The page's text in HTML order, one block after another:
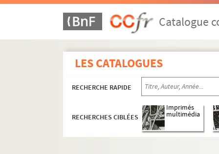
Catalogue
LES CATALOGUES
RECHERCHE RAPIDE
RECHERCHES CIBLÉES
Imprimés
multimédia